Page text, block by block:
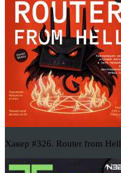
Хакер #326. Router from Hell